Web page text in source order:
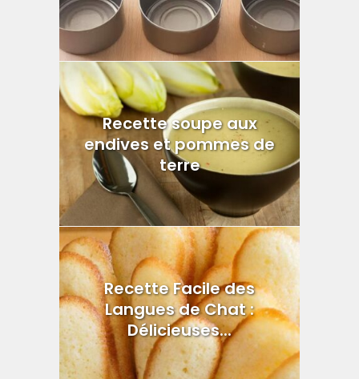
Recette soupe aux
endives et pommes de
terre
Recette Facile des
Langues de Chat :
Délicieuses...